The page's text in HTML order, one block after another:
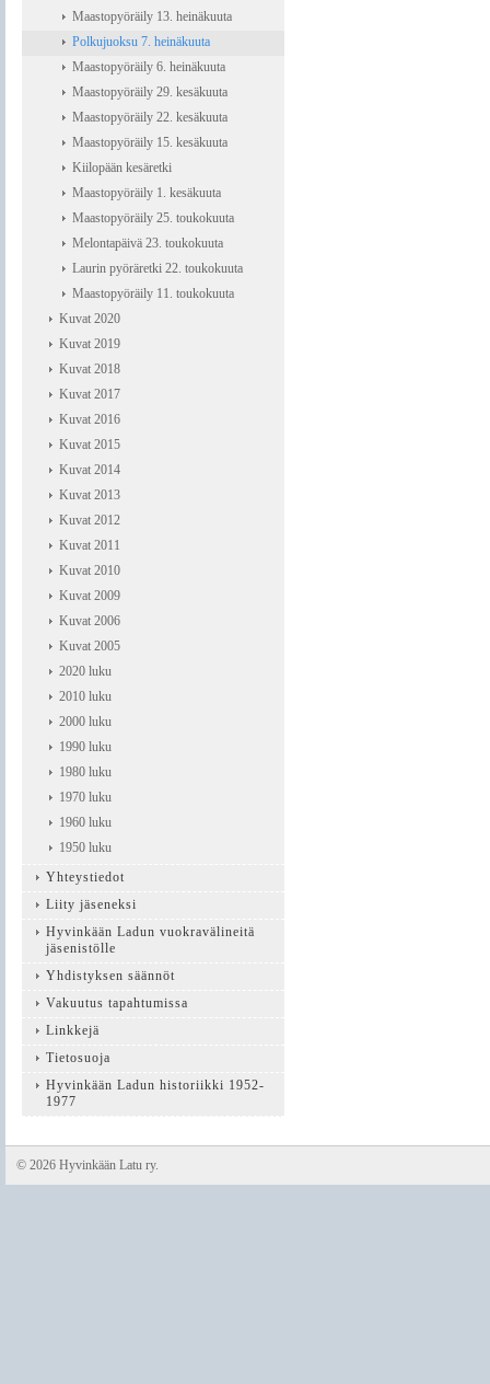
Maastopyöräily 13. heinäkuuta
Polkujuoksu 7. heinäkuuta
Maastopyöräily 6. heinäkuuta
Maastopyöräily 29. kesäkuuta
Maastopyöräily 22. kesäkuuta
Maastopyöräily 15. kesäkuuta
Kiilopään kesäretki
Maastopyöräily 1. kesäkuuta
Maastopyöräily 25. toukokuuta
Melontapäivä 23. toukokuuta
Laurin pyöräretki 22. toukokuuta
Maastopyöräily 11. toukokuuta
Kuvat 2020
Kuvat 2019
Kuvat 2018
Kuvat 2017
Kuvat 2016
Kuvat 2015
Kuvat 2014
Kuvat 2013
Kuvat 2012
Kuvat 2011
Kuvat 2010
Kuvat 2009
Kuvat 2006
Kuvat 2005
2020 luku
2010 luku
2000 luku
1990 luku
1980 luku
1970 luku
1960 luku
1950 luku
Yhteystiedot
Liity jäseneksi
Hyvinkään Ladun vuokravälineitä
jäsenistölle
Yhdistyksen säännöt
Vakuutus tapahtumissa
Linkkejä
Tietosuoja
Hyvinkään Ladun historiikki 1952-
1977
© 2026 Hyvinkään Latu ry.